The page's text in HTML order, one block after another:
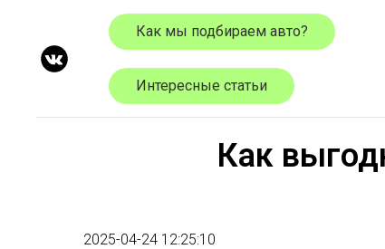
Как мы подбираем авто?
Интересные статьи
Как
2025-04-24 12:25:10